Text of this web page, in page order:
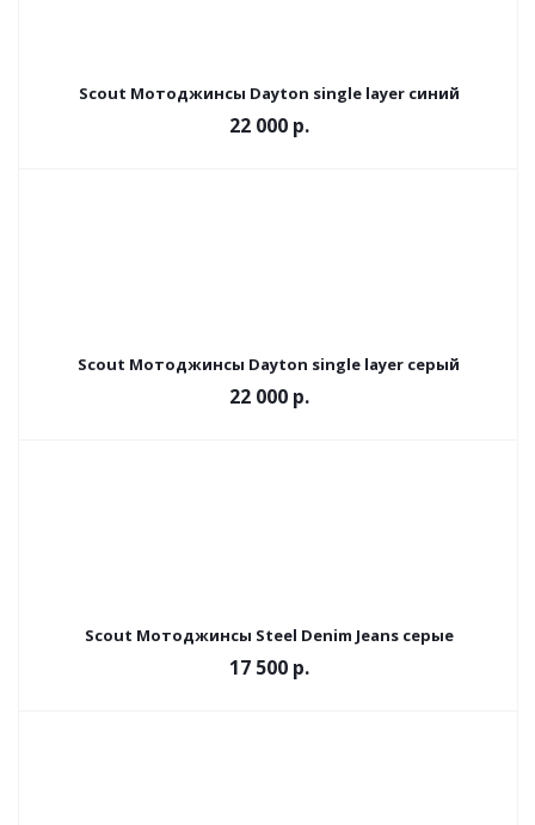
Scout Мотоджинсы Dayton single layer синий
22 000 р.
Scout Мотоджинсы Dayton single layer серый
22 000 р.
Scout Мотоджинсы Steel Denim Jeans серые
17 500 р.